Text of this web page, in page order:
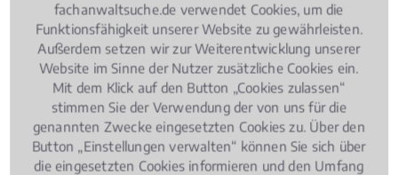
Ein Kindergeldanspruch besteht bis zum 25.
Lebensjahr, wenn sich das Kind in der
Erstausbildung befindet. Bei vielen Eltern herrscht
Unsicherheit, wer einen Anspruch auf Kindergeld
hat, wie hoch das zu erwartende Kindergeld ist und
wie lange es bezogen werden kann.
4.172506738544475 /
(371
Bewertungen)
fachanwaltsuche.de verwendet Cookies, um die
Funktionsfähigkeit unserer Website zu gewährleisten.
Außerdem setzen wir zur Weiterentwicklung unserer
Website im Sinne der Nutzer zusätzliche Cookies ein.
Mit dem Klick auf den Button „Cookies zulassen“
stimmen Sie der Verwendung der von uns für die
genannten Zwecke eingesetzten Cookies zu. Über den
Button „Einstellungen verwalten“ können Sie sich über
die eingesetzten Cookies informieren und den Umfang